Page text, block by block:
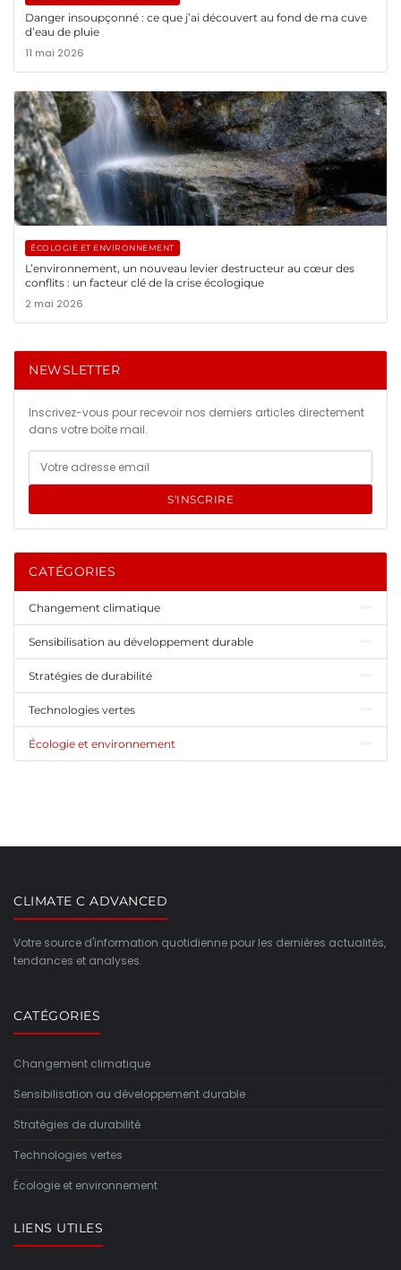
Danger insoupçonné : ce que j’ai découvert au fond de ma cuve
d’eau de pluie
11 mai 2026
ÉCOLOGIE ET ENVIRONNEMENT
L’environnement, un nouveau levier destructeur au cœur des
conflits : un facteur clé de la crise écologique
2 mai 2026
NEWSLETTER
Inscrivez-vous pour recevoir nos derniers articles directement
dans votre boîte mail.
S'INSCRIRE
CATÉGORIES
Changement climatique
Sensibilisation au développement durable
Stratégies de durabilité
Technologies vertes
Écologie et environnement
CLIMATE C ADVANCED
Votre source d'information quotidienne pour les dernières actualités,
tendances et analyses.
CATÉGORIES
Changement climatique
Sensibilisation au développement durable
Stratégies de durabilité
Technologies vertes
Écologie et environnement
LIENS UTILES